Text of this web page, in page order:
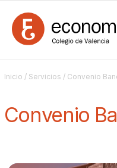
Inicio / Servicios / Convenio
Convenio